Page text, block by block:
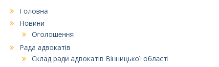
Головна
Новини
Оголошення
Рада адвокатів
Склад ради адвокатів Вінницької області